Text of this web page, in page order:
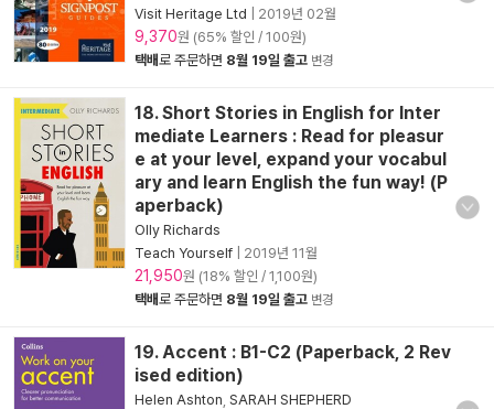
Visit Heritage Ltd
2019년 02월
9,370원 (65% 할인 / 100원)
택배로 주문하면 8월 19일 출고 변경
18. Short Stories in English for Inter
mediate Learners : Read for pleasur
e at your level, expand your vocabul
ary and learn English the fun way! (P
aperback)
Olly Richards
Teach Yourself
2019년 11월
21,950원 (18% 할인 / 1,100원)
택배로 주문하면 8월 19일 출고 변경
19. Accent : B1-C2 (Paperback, 2 Rev
ised edition)
Helen Ashton SARAH SHEPHERD